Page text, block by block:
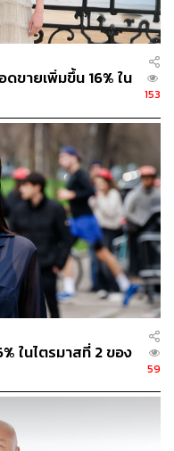
ที่ 1.36 พันล้านบาท
ารสนับสนุนจากกําไร
ะค่าใช้จ่ายดอกเบี้ยที่
ประโยชน์จากคำสั่งห้าม
ทสู่ประเทศจีน ตั้งแต่ 1
ต้นทุนวัตถุดิบให้ลดลง
ารเติบโตผ่านกลยุทธ์
วียดนาม และจะรวมงบ
ทมีโอกาสทำกำไรสุทธิ
ติบโตได้ดีทั้งในประเทศ
ดแก้วและผลิตกระป๋อง
ำลังการผลิตต้นปี 2564
ฉลาก คาดช่วยลดต้นทุน
ลงทุนอย่างมีสติ และ
ขายเพิ่มขึ้น 16% ใน
153
ในไตรมาสที่ 2 ของ
59